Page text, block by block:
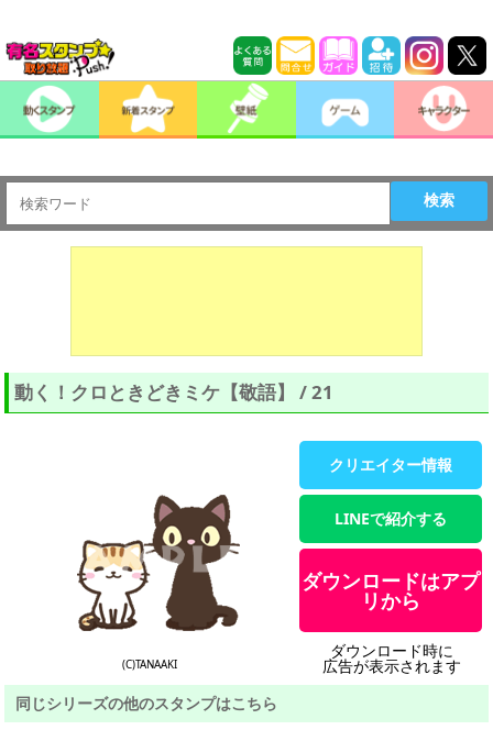
検索
動く！クロときどきミケ【敬語】 / 21
(C)TANAAKI
クリエイター情報
LINEで紹介する
ダウンロードはアプ
リから
ダウンロード時に
広告が表示されます
同じシリーズの他のスタンプはこちら